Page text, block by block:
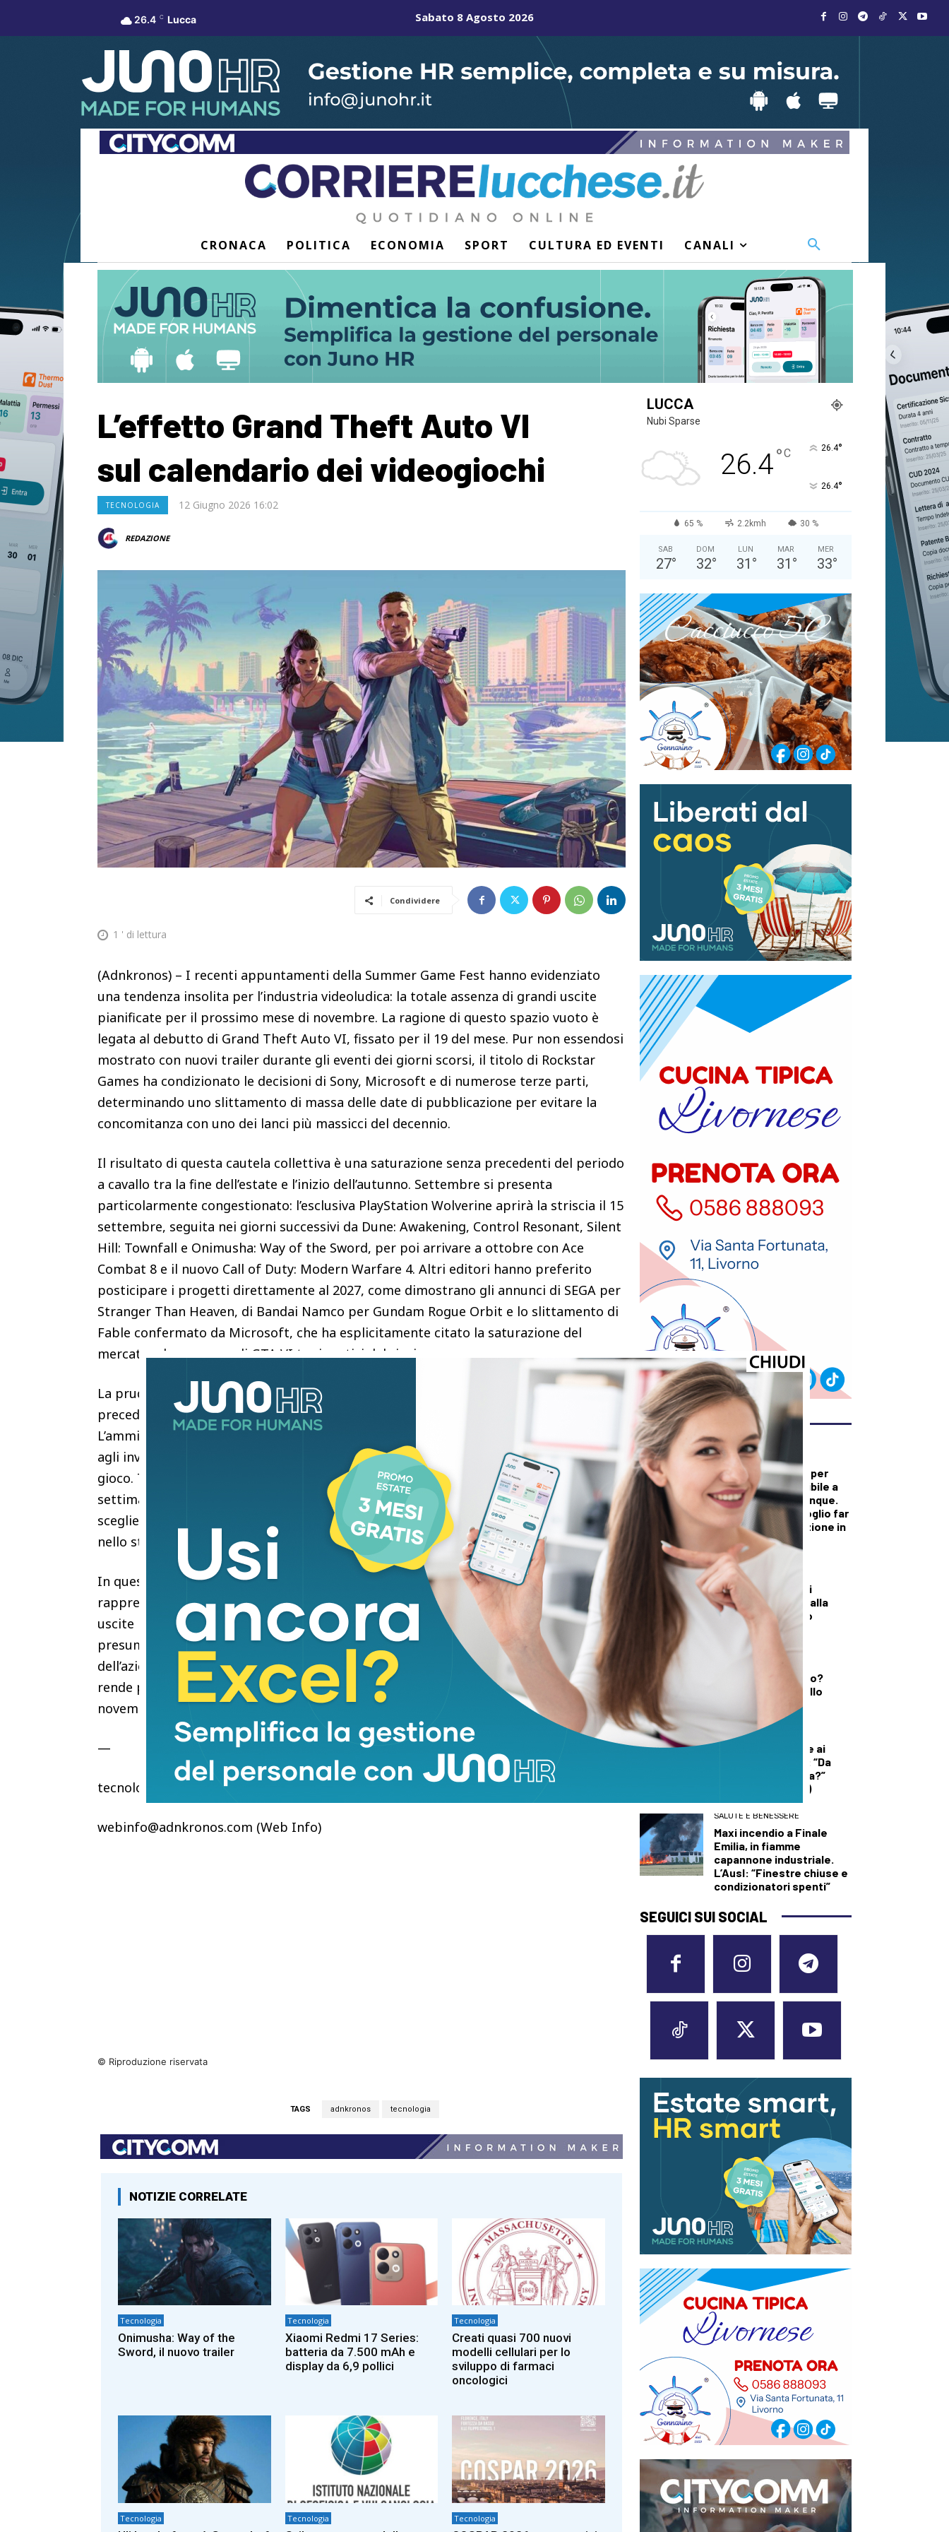
26.4 C Lucca Sabato 8 Agosto 2026
CRONACA POLITICA ECONOMIA SPORT CULTURA ED EVENTI CANALI
L’effetto Grand Theft Auto VI
sul calendario dei videogiochi
TECNOLOGIA 12 Giugno 2026 16:02
REDAZIONE
Condividere
1 ' di lettura
(Adnkronos) – I recenti appuntamenti della Summer Game Fest hanno evidenziato
una tendenza insolita per l’industria videoludica: la totale assenza di grandi uscite
pianificate per il prossimo mese di novembre. La ragione di questo spazio vuoto è
legata al debutto di Grand Theft Auto VI, fissato per il 19 del mese. Pur non essendosi
mostrato con nuovi trailer durante gli eventi dei giorni scorsi, il titolo di Rockstar
Games ha condizionato le decisioni di Sony, Microsoft e di numerose terze parti,
determinando uno slittamento di massa delle date di pubblicazione per evitare la
concomitanza con uno dei lanci più massicci del decennio.
Il risultato di questa cautela collettiva è una saturazione senza precedenti del periodo
a cavallo tra la fine dell’estate e l’inizio dell’autunno. Settembre si presenta
particolarmente congestionato: l’esclusiva PlayStation Wolverine aprirà la striscia il 15
settembre, seguita nei giorni successivi da Dune: Awakening, Control Resonant, Silent
Hill: Townfall e Onimusha: Way of the Sword, per poi arrivare a ottobre con Ace
Combat 8 e il nuovo Call of Duty: Modern Warfare 4. Altri editori hanno preferito
posticipare i progetti direttamente al 2027, come dimostrano gli annunci di SEGA per
Stranger Than Heaven, di Bandai Namco per Gundam Rogue Orbit e lo slittamento di
Fable confermato da Microsoft, che ha esplicitamente citato la saturazione del
mercato e la presenza di GTA VI tra i motivi del rinvio.
La prudenza dei publisher poggia su basi commerciali solide, considerando che il
precedente capitolo della saga ha superato le 230 milioni di copie vendute.
L’amministratore delegato di Take-Two, Strauss Zelnick, ha recentemente confermato
agli investitori di prevedere risultati operativi record in concomitanza con il lancio del
gioco. Tuttavia, la scelta di concentrare decine di produzioni ad alto budget in poche
settimane crea un problema di sostenibilità differente, costringendo i consumatori a
scegliere tra più titoli di richiamo distribuiti contemporaneamente, spesso persino
nello stesso giorno.
In questo scenario di generale ritirata, l’unica eccezione di rilievo potrebbe essere
rappresentata da Nintendo. La casa di Kyoto ha delineato il calendario estivo con
uscite minori e non ha ancora svelato i piani dettagliati per la stagione natalizia,
presumibilmente legati al debutto della nuova console. La tendenza storica
dell’azienda a muoversi in autonomia rispetto alle dinamiche del resto del settore
rende plausibile l’ipresi di un grande lancio proprio in concomitanza con il mese di
novembre, ponendosi come l’unico potenziale contrappeso sul mercato.
—
tecnologia
webinfo@adnkronos.com (Web Info)
© Riproduzione riservata
TAGS adnkronos tecnologia
NOTIZIE CORRELATE
Tecnologia
Onimusha: Way of the
Sword, il nuovo trailer
Tecnologia
Xiaomi Redmi 17 Series:
batteria da 7.500 mAh e
display da 6,9 pollici
Tecnologia
Creati quasi 700 nuovi
modelli cellulari per lo
sviluppo di farmaci
oncologici
Tecnologia Tecnologia Tecnologia
LUCCA
Nubi Sparse
26.4°C 26.4°
26.4°
65 % 2.2kmh 30 %
SAB
27°
DOM
32°
LUN
31 °
MAR
31 °
MER
33°
ULTIMI ARTICOLI
DALLA TOSCANA
Versiliana gremita per
Vannacci: “Disponibile a
dialogare con chiunque.
Non sono io che voglio far
cadere questa nazione in
mano alla sinistra”
DALLA TOSCANA
Un’altra giornata di
incendi di bosco, dalla
Toscana al Mugello
Testosterone e
spermatozoi in calo?
Cosa c’è di vero nello
DEMOGRAFICA
Licia Colò risponde ai
commenti sull’età: “Da
quando è un’offesa?”
(solo per le donne)
SALUTE E BENESSERE
Maxi incendio a Finale
Emilia, in fiamme
capannone industriale.
L’Ausl: “Finestre chiuse e
condizionatori spenti”
SEGUICI SUI SOCIAL